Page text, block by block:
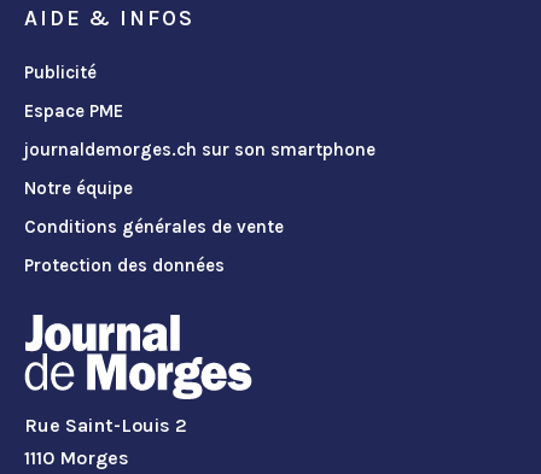
AIDE & INFOS
Publicité
Espace PME
journaldemorges.ch sur son smartphone
Notre équipe
Conditions générales de vente
Protection des données
Rue Saint-Louis 2
1110 Morges